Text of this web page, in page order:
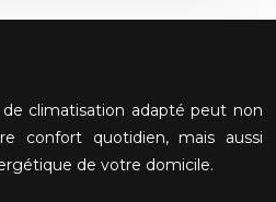
climatisation adapté peut non
confort quotidien, mais aussi
de votre domicile.